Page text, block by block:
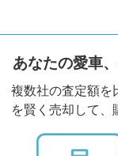
あなたの愛車
複数社の査定額を
を賢く売却して、